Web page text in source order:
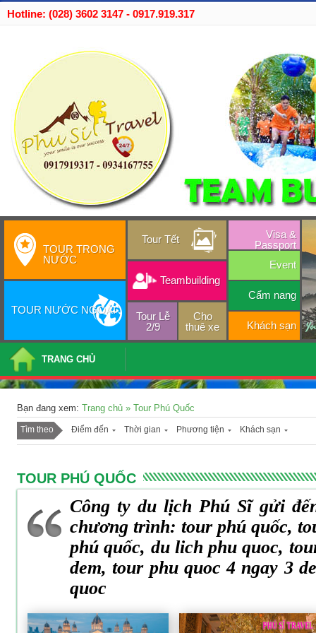
Hotline: (028) 3602 3147 - 0917.919.317
TOUR TRONG
NƯỚC
TOUR NƯỚC NGOÀI
Tour Tết
Teambuilding
Tour Lễ
2/9
Cho
thuê xe
Visa &
Passport
Event
Cẩm nang
Khách sạn
TRANG CHỦ
Bạn đang xem: Trang chủ » Tour Phú Quốc
Tìm theo Điểm đến Thời gian Phương tiện Khách sạn
TOUR PHÚ QUỐC
Công ty du lịch Phú Sĩ gửi
chương trình: tour phú quốc,
phú quốc, du lich phu quoc,
dem, tour phu quoc 4 ngay 3
quoc